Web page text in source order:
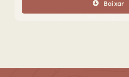
Baixar